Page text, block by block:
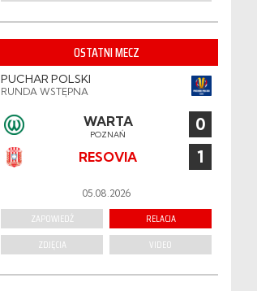
OSTATNI MECZ
PUCHAR POLSKI
RUNDA WSTĘPNA
WARTA
POZNAŃ 0
RESOVIA 1
05.08.2026
ZAPOWIEDŹ
RELACJA
ZDJĘCIA
VIDEO